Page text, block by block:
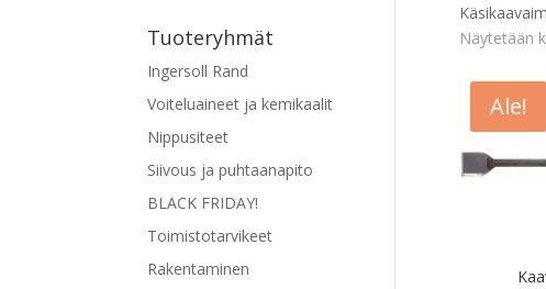
Näytetään
Ale!
Tuoteryhmät
Ingersoll Rand
Voiteluaineet ja kemikaalit
Nippusiteet
Siivous ja puhtaanapito
BLACK FRIDAY!
Toimistotarvikeet
Rakentaminen